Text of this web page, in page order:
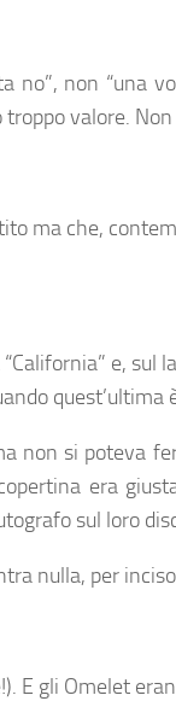
non “una
valore.
ma che,
e, sul
quest’ultima
non si poteva
era
sul loro
nulla, per
E gli Omelet